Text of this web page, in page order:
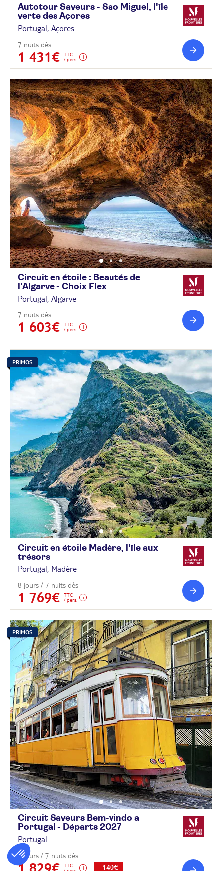
Autotour Saveurs - Sao Miguel, l'île
verte des Açores
Portugal, Açores
7 nuits dès
1 431€
TTC
/ pers.
Circuit en étoile : Beautés de
l'Algarve - Choix Flex
Portugal, Algarve
7 nuits dès
1 603€
TTC
/ pers.
PRIMOS
Circuit en étoile Madère, l'île aux
trésors
Portugal, Madère
8 jours / 7 nuits dès
1 769€
TTC
/ pers.
PRIMOS
Circuit Saveurs Bem-vindo a
Portugal - Départs 2027
Portugal
8 jours / 7 nuits dès
1 829€
TTC
-140€